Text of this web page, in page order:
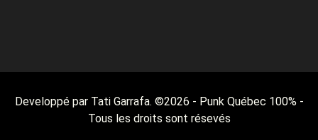
Developpé par Tati Garrafa. ©2026 - Punk Québec 100% -
Tous les droits sont résevés